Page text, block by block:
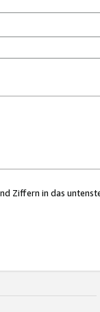
Ziffern in das